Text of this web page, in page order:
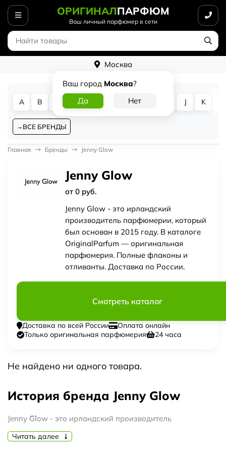
ОРИГИНАЛПАРФЮМ
Ваш личный парфюмер в сети
Москва
Ваш город Москва?
A B D G J K
ВСЕ БРЕНДЫ
Главная Бренды Jenny Glow
Jenny Glow
от 0 руб.
Jenny Glow - это ирландский
производитель парфюмерии, который
был основан в 2015 году. В каталоге
OriginalParfum — оригинальная
парфюмерия. Полные флаконы и
отливанты. Доставка по России.
Смотреть каталог
Доставка по всей России
Оплата онлайн
Только оригинальная парфюмерия
24 часа
Не найдено ни одного товара.
История бренда Jenny Glow
Jenny Glow - это ирландский производитель
парфюмерии, который был основан в 2015 году. Он
быстро стал популярным благодаря своим уникальным
Читать далее